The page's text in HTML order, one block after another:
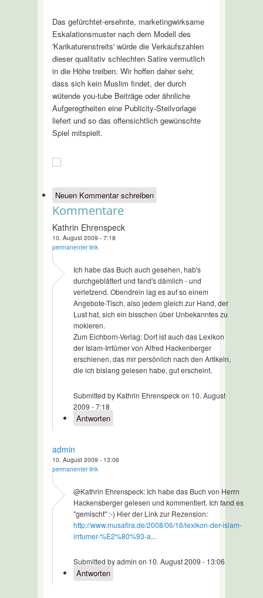
Das gefürchtet-ersehnte, marketingwirksame
Eskalationsmuster nach dem Modell des
'Karikaturenstreits' würde die Verkaufszahlen
dieser qualitativ schlechten Satire vermutlich
in die Höhe treiben. Wir hoffen daher sehr,
dass sich kein Muslim findet, der durch
wütende you-tube Beiträge oder ähnliche
Aufgeregtheiten eine Publicity-Steilvorlage
liefert und so das offensichtlich gewünschte
Spiel mitspielt.
Neuen Kommentar schreiben
Kommentare
Kathrin Ehrenspeck
10. August 2009 - 7:18
permanenter link
Ich habe das Buch auch gesehen, hab's
durchgeblättert und fand's dämlich - und
verletzend. Obendrein lag es auf so einem
Angebote-Tisch, also jedem gleich zur Hand, der
Lust hat, sich ein bisschen über Unbekanntes zu
mokieren.
Zum Eichborn-Verlag: Dort ist auch das Lexikon
der Islam-Irrtümer von Alfred Hackenberger
erschienen, das mir persönlich nach den Artikeln,
die ich bislang gelesen habe, gut erscheint.
Submitted by Kathrin Ehrenspeck on 10. August
2009 - 7:18
Antworten
admin
10. August 2009 - 13:06
permanenter link
@Kathrin Ehrenspeck: Ich habe das Buch von Herrn
Hackensberger gelesen und kommentiert. Ich fand es
"gemischt" :-) Hier der Link zur Rezension:
http://www.musafira.de/2008/06/16/lexikon-der-islam-
irrtumer-%E2%80%93-a...
Submitted by admin on 10. August 2009 - 13:06
Antworten